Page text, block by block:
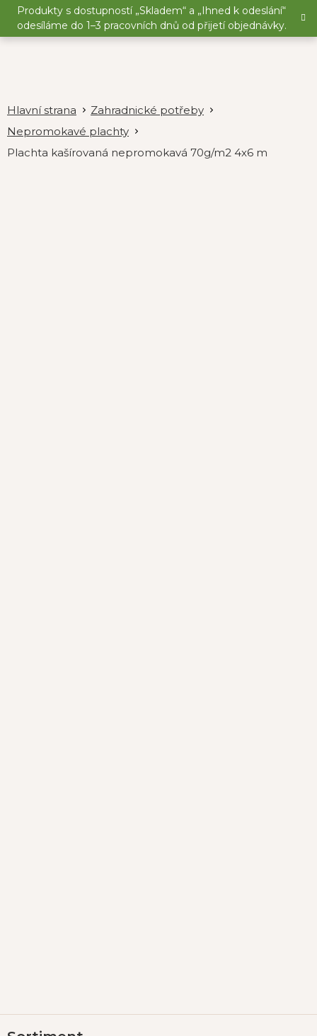
Přejít
obsah
Produkty s dostupností „Skladem“ a „Ihned k odeslání“
odesíláme do 1–3 pracovních dnů od přijetí objednávky.
Zahradnické potřeby
Nepromokavé plachty
Plachta kašírovaná nepromokavá 70g/m2 4x6 m